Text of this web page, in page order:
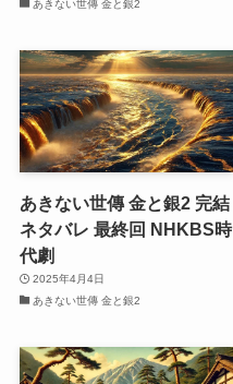
あきない世傳 金と銀2
あきない世傳 金と銀2 完結
ネタバレ 最終回 NHKBS時
代劇
2025年4月4日
あきない世傳 金と銀2